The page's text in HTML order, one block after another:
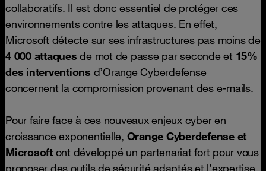
collaboratifs. Il est donc essentiel de protéger ces
environnements contre les attaques. En effet,
Microsoft détecte sur ses infrastructures pas moins de
4 000 attaquesde mot de passe par seconde et 15%
des interventions d’Orange Cyberdefense
concernent la compromission provenant des e-mails.
Pour faire face à ces nouveaux enjeux cyber en
croissance exponentielle, Orange Cyberdefense et
Microsoftont développé un partenariat fort pour vous
proposer des outils de sécurité adaptés et l’expertise